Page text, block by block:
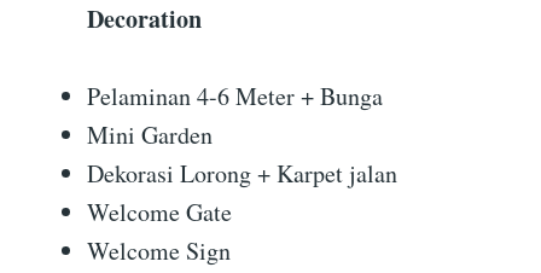
Decoration
Pelaminan 4-6 Meter + Bunga
Mini Garden
Dekorasi Lorong + Karpet jalan
Welcome Gate
Welcome Sign